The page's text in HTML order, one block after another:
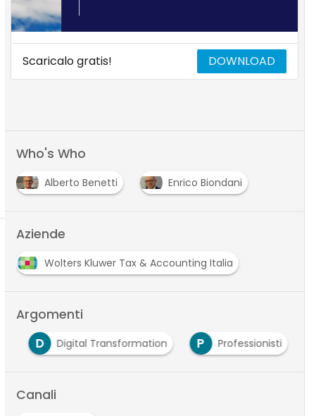
Scaricalo gratis! DOWNLOAD
Who's Who
Alberto Benetti Enrico Biondani
Aziende
Wolters Kluwer Tax & Accounting Italia
Argomenti
D Digital Transformation P Professionisti
Canali